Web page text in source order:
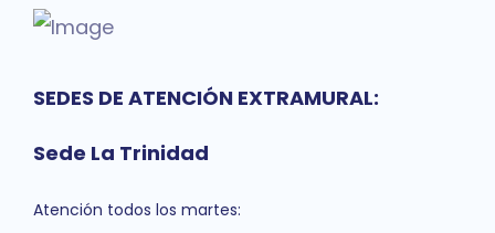
SEDES DE ATENCIÓN EXTRAMURAL:
Sede La Trinidad
Atención todos los martes: